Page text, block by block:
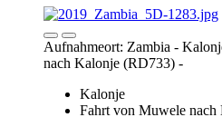
Kalonje
Fahrt von Muwele
Aufnahmeort: Zambia -
nach Kalonje (RD733) -